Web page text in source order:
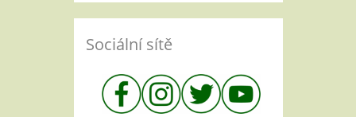
Sociální sítě